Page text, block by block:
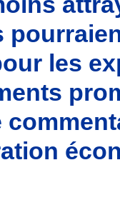
les